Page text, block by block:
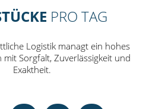
PRO TAG
Logistik managt ein hohes
Sorgfalt, Zuverlässigkeit und
Exaktheit.